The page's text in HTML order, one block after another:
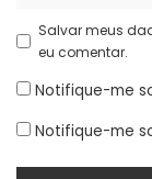
Salvar meus
eu comentar.
Notifique-me
Notifique-me